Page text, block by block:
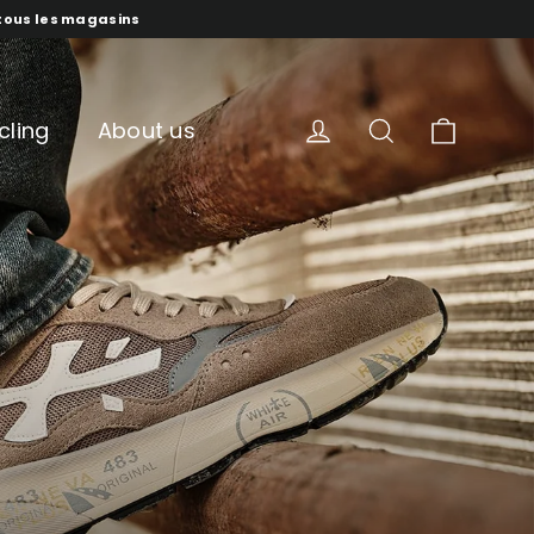
les magasins
About us compterecherche